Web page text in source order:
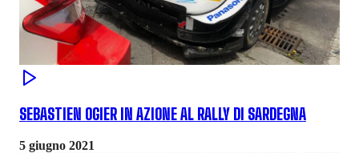
SEBASTIEN OGIER IN AZIONE AL RALLY DI SARDEGNA
5 giugno 2021